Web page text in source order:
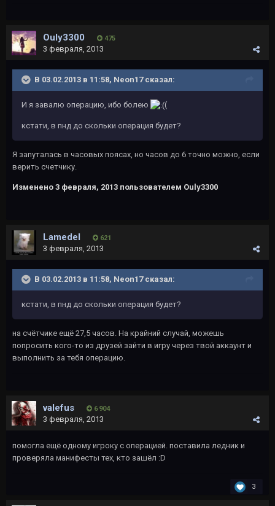
Ouly3300 475
3 февраля, 2013
В 03.02.2013 в 11:58, Neon17 сказал:
И я завалю операцию, ибо болею (
кстати, в пнд до скольки операция будет?
Я запуталась в часовых поясах, но часов до 6 точно можно, если
верить счетчику.
Изменено 3 февраля, 2013 пользователем Ouly3300
Lamedel 621
3 февраля, 2013
В 03.02.2013 в 11:58, Neon17 сказал:
кстати, в пнд до скольки операция будет?
на счётчике ещё 27,5 часов. На крайний случай, можешь
попросить кого-то из друзей зайти в игру через твой аккаунт и
выполнить за тебя операцию.
valefus 6 904
3 февраля, 2013
помогла ещё одному игроку с операцией. поставила ледник и
проверяла манифесты тех, кто зашёл :D
3